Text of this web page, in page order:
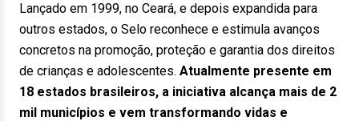
Lançado em 1999, no Ceará, e depois expandida para
outros estados, o Selo reconhece e estimula avanços
concretos na promoção, proteção e garantia dos direitos
de crianças e adolescentes. Atualmente presente em
18 estados brasileiros, a iniciativa alcança mais de 2
mil municípios e vem transformando vidas e